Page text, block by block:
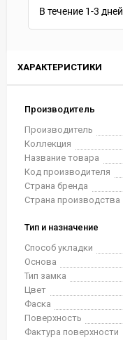
ХАРАКТЕРИСТИКИ
Производитель
Производитель
Коллекция
Название товара
Код производителя
Страна бренда
Страна производства
Тип и назначение
Способ укладки
Основа
Тип замка
Цвет
Фаска
Поверхность
Фактура поверхности
В течение 1-3 дней